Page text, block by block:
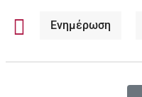
Ενημέρωση